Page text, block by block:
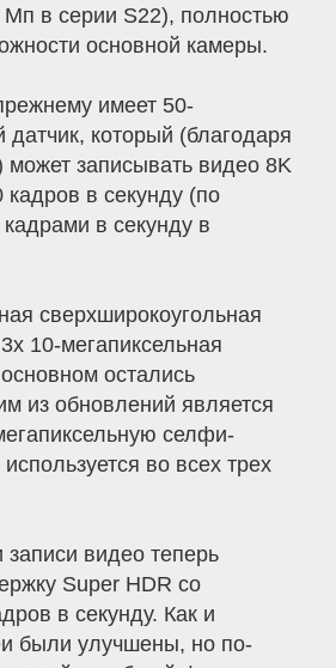
в серии S22), полностью
основной камеры.
имеет 50-
датчик, который (благодаря
может записывать видео 8K
кадров в секунду (по
в секунду в
сверхширокоугольная
10-мегапиксельная
остались
из обновлений является
селфи-
во всех трех
видео теперь
Super HDR со
в секунду. Как и
были улучшены, но по-